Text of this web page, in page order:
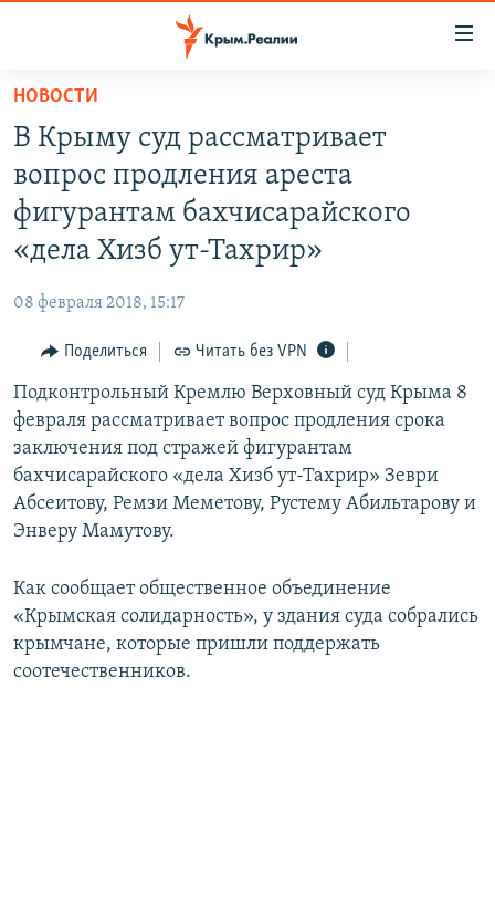
Вернуться
основному
содержанию
Вернутся
главной
Вернутся
поиску
СПЕЦПРОЕКТЫ
КАРТА ВОЕННЫХ ОБЪЕКТОВ КРЫМА
ВОДА
ИСТОРИЯ
ИНТЕРАКТИВ
ИНФОГРАФИКА
ТЕЛЕПРОЕКТ КРЫМ.РЕАЛИИ
СОВЕТЫ ПРАВОЗАЩИТНИКОВ
ПРОПАВШИЕ БЕЗ ВЕСТИ
ПОБЕДИТЕЛЕЙ НЕ СУДЯТ?
ELIFBE
УКРАИНСКАЯ ПРОБЛЕМА КРЫМА
РАДІО СВОБОДА
КАК ОБОЙТИ БЛОКИРОВКУ
Українською
Qırımtatar
ПРИСОЕДИНЯЙТЕСЬ!
Все сайты RFE/RL
НОВОСТИ
В Крыму суд рассматривает
вопрос продления ареста
фигурантам бахчисарайского
«дела Хизб ут-Тахрир»
08 февраля 2018, 15:17
Поделиться Читать без VPN
Подконтрольный Кремлю Верховный суд Крыма 8
февраля рассматривает вопрос продления срока
заключения под стражей фигурантам
бахчисарайского «дела Хизб ут-Тахрир» Зеври
Абсеитову, Ремзи Меметову, Рустему Абильтарову и
Энверу Мамутову.
Как сообщает общественное объединение
«Крымская солидарность», у здания суда собрались
крымчане, которые пришли поддержать
соотечественников.